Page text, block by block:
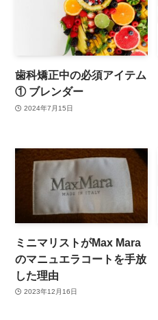
歯科矯正中の必須アイテム
① ブレンダー
2024年7月15日
ミニマリストがMax Mara
のマニュエラコートを手放
した理由
2023年12月16日